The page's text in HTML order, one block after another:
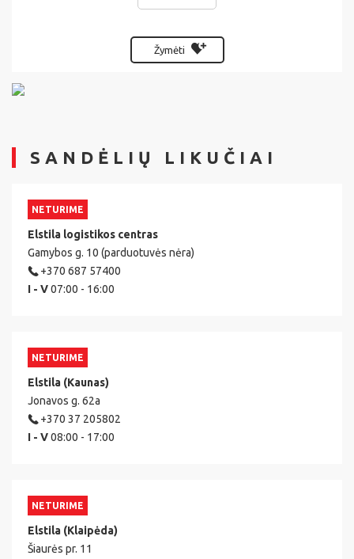
Žymėti
SANDĖLIŲ LIKUČIAI
NETURIME
Elstila logistikos centras
Gamybos g. 10 (parduotuvės nėra)
+370 687 57400
I - V07:00 - 16:00
NETURIME
Elstila (Kaunas)
Jonavos g. 62a
+370 37 205802
I - V08:00 - 17:00
NETURIME
Elstila (Klaipėda)
Šiaurės pr. 11